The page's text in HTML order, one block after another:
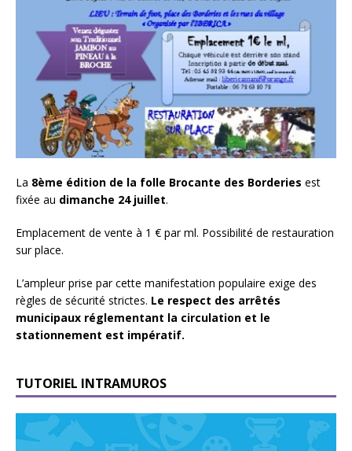
La 8ème édition de la folle Brocante des Borderies est
fixée au dimanche 24 juillet.
Emplacement de vente à 1 € par ml. Possibilité de restauration
sur place.
L’ampleur prise par cette manifestation populaire exige des
règles de sécurité strictes. Le respect des arrêtés
municipaux réglementant la circulation et le
stationnement est impératif.
TUTORIEL INTRAMUROS